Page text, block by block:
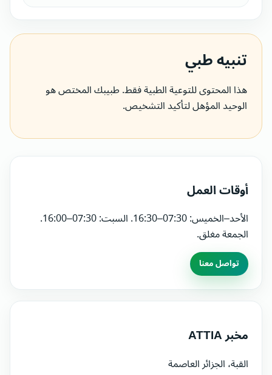
تنبيه طبي
هذا المحتوى للتوعية الطبية فقط. طبيبك المختص هو
الوحيد المؤهل لتأكيد التشخيص.
أوقات العمل
الأحد–الخميس: 07:30–16:30. السبت: 07:30–16:00.
الجمعة مغلق.
تواصل معنا
مخبر ATTIA
القبة، الجزائر العاصمة